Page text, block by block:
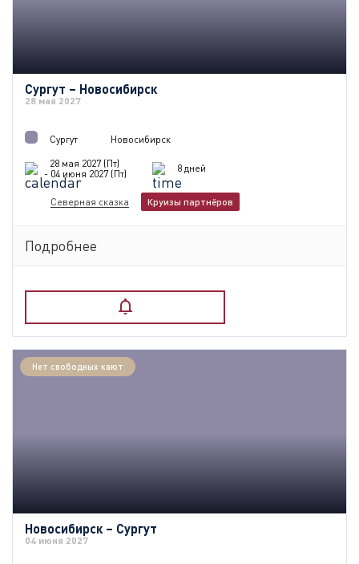
Сургут – Новосибирск
28 мая 2027
Сургут
Новосибирск
28 мая 2027 (Пт)
- 04 июня 2027 (Пт)
8 дней
Северная сказка Круизы партнёров
Подробнее
Нет свободных кают
Новосибирск – Сургут
04 июня 2027